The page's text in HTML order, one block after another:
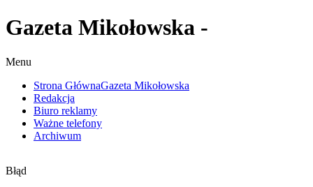
Gazeta Mikołowska -
Menu
Strona GłównaGazeta Mikołowska
Redakcja
Biuro reklamy
Ważne telefony
Archiwum
Błąd